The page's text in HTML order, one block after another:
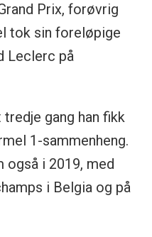
Prix, forøvrig
tok sin foreløpige
Leclerc på
gang han fikk
1-sammenheng.
også i 2019, med
i Belgia og på